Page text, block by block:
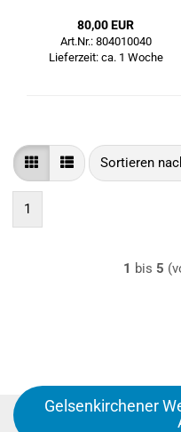
80,00 EUR
Art.Nr.: 804010040
Lieferzeit: ca. 1 Woche
Sortieren
Sortieren
1
1 bis 5
Gelsenkirchener